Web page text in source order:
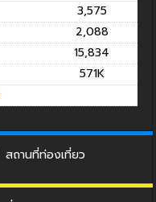
3,575
2,088
15,834
571K
สถานที่ท่องเที่ยว